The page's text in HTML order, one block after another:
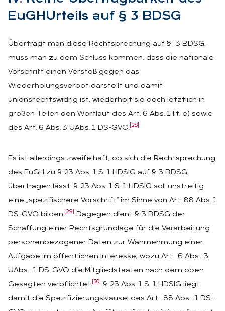
Eu­GHUr­teils auf § 3 BDSG
Überträgt man diese Rechtsprechung auf § 3 BDSG,
muss man zu dem Schluss kommen, dass die nationale
Vorschrift einen Verstoß gegen das
Wiederholungsverbot darstellt und damit
unionsrechtswidrig ist, wiederholt sie doch letztlich in
großen Teilen den Wortlaut des Art. 6 Abs. 1 lit. e) sowie
des Art. 6 Abs. 3 UAbs. 1 DS-GVO. [28]
Es ist allerdings zweifelhaft, ob sich die Rechtsprechung
des EuGH zu § 23 Abs. 1 S. 1 HDSIG auf § 3 BDSG
übertragen lässt. § 23 Abs. 1 S. 1 HDSIG soll unstreitig
eine „spezifischere Vorschrift“ im Sinne von Art. 88 Abs. 1
DS-GVO bilden. [29]
Dagegen dient § 3 BDSG der
Schaffung einer Rechtsgrundlage für die Verarbeitung
personenbezogener Daten zur Wahrnehmung einer
Aufgabe im öffentlichen Interesse, wozu Art. 6 Abs. 3
UAbs. 1 DS-GVO die Mitgliedstaaten nach dem oben
Gesagten verpflichtet. [30]
§ 23 Abs. 1 S. 1 HDSIG liegt
damit die Spezifizierungsklausel des Art. 88 Abs. 1 DS-